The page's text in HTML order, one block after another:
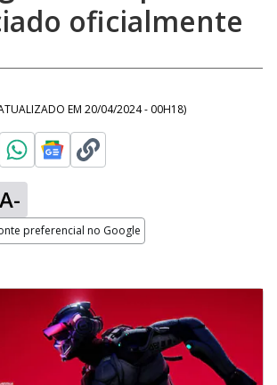
oficialmente
EM 20/04/2024 - 00H18)
A-
preferencial no Google